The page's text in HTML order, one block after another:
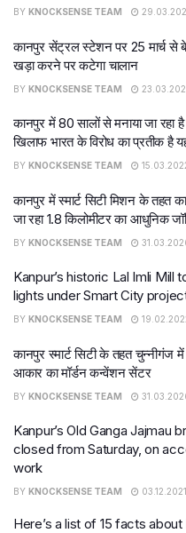
BY KNOCKSENSE TEAM
कानपुर सेंट्रल स्टेशन पर 25 मार्च से
खड़ा करने पर कटेगा चालान
BY KNOCKSENSE TEAM
कानपुर में 80 सालों से मनाया जा रहा
खिलाफ भारत के विरोध का प्रतीक है
BY KNOCKSENSE TEAM
कानपुर में स्मार्ट सिटी मिशन के तहत
जा रहा 1.8 किलोमीटर का आधुनिक
BY KNOCKSENSE TEAM
Kanpur’s historic Lal Imli Mill
lights under Smart City
BY KNOCKSENSE TEAM
कानपुर स्मार्ट सिटी के तहत चुन्नीगंज
आकार का मॉर्डन कन्वेंशन सेंटर
BY KNOCKSENSE TEAM
Kanpur’s Old Ganga Jajmau
closed from Saturday, on
work
BY KNOCKSENSE TEAM 03.12.2021
Here’s a list of 15 facts